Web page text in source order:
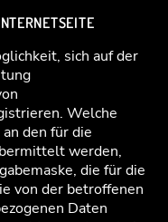
sich auf der
Welche
den für die
werden,
die für die
von der betroffenen
Daten